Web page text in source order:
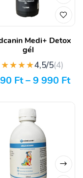
Medi+ Detox
gél
4,5/5(4)
Ft–9 990 Ft